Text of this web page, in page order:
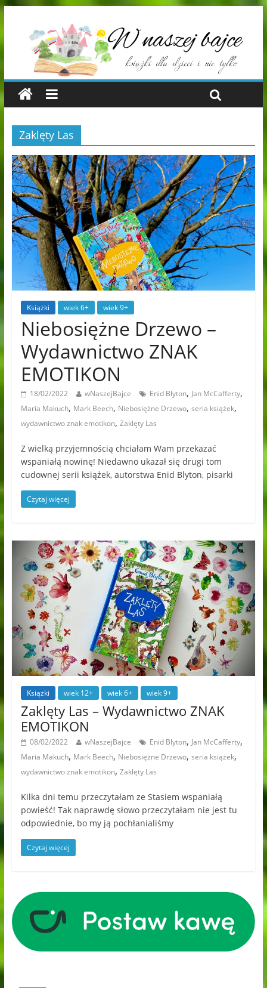
Zaklęty Las
Książki wiek 6+ wiek 9+
Niebosiężne Drzewo –
Wydawnictwo ZNAK
EMOTIKON
18/02/2022 wNaszejBajce Enid Blyton, Jan McCafferty,
Maria Makuch, Mark Beech, Niebosiężne Drzewo, seria książek,
wydawnictwo znak emotikon, Zaklęty Las
Z wielką przyjemnością chciałam Wam przekazać
wspaniałą nowinę! Niedawno ukazał się drugi tom
cudownej serii książek, autorstwa Enid Blyton, pisarki
Czytaj więcej
Książki wiek 12+ wiek 6+ wiek 9+
Zaklęty Las – Wydawnictwo ZNAK
EMOTIKON
08/02/2022 wNaszejBajce Enid Blyton, Jan McCafferty,
Maria Makuch, Mark Beech, Niebosiężne Drzewo, seria książek,
wydawnictwo znak emotikon, Zaklęty Las
Kilka dni temu przeczytałam ze Stasiem wspaniałą
powieść! Tak naprawdę słowo przeczytałam nie jest tu
odpowiednie, bo my ją pochłanialiśmy
Czytaj więcej